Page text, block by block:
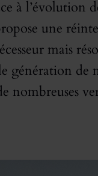
à l’évolution
une
mais
génération de
nombreuses